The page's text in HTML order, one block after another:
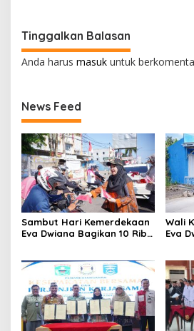
Tinggalkan Balasan
Anda harus masuk untuk
News Feed
Sambut Hari Kemerdekaan
Eva Dwiana Bagikan 10 Ribu
Wali
Eva